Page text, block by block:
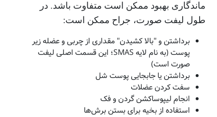
ماندگاری بهبود ممکن است متفاوت باشد. در
طول لیفت صورت، جراح ممکن است:
برداشتن و "بالا کشیدن" مقداری از چربی و عضله زیر
پوست (به نام لایه SMAS؛ این قسمت اصلی لیفت
صورت است)
برداشتن یا جابجایی پوست شل
سفت کردن عضلات
انجام لیپوساکشن گردن و فک
استفاده از بخیه برای بستن برش‌ها